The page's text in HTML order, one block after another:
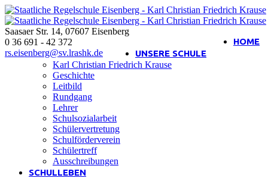
Saasaer Str. 14, 07607 Eisenberg
0 36 691 - 42 372
rs.eisenberg@sv.lrashk.de
HOME
UNSERE SCHULE
Karl Christian Friedrich Krause
Geschichte
Leitbild
Rundgang
Lehrer
Schulsozialarbeit
Schülervertretung
Schulförderverein
Schülertreff
Ausschreibungen
SCHULLEBEN